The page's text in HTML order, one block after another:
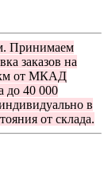
Принимаем
заказов на
от МКАД
до 40 000
в
от склада.